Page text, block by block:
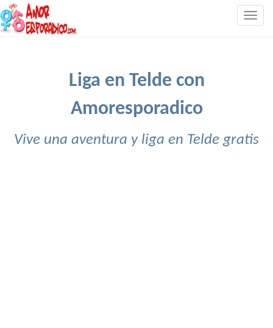
Liga en Telde con
Amoresporadico
Vive una aventura y liga en Telde gratis